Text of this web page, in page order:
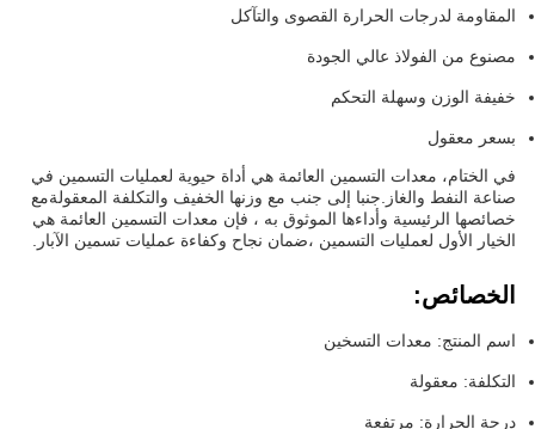
المقاومة لدرجات الحرارة القصوى والتآكل
مصنوع من الفولاذ عالي الجودة
خفيفة الوزن وسهلة التحكم
بسعر معقول
في الختام، معدات التسمين العائمة هي أداة حيوية لعمليات التسمين في
صناعة النفط والغاز.جنبا إلى جنب مع وزنها الخفيف والتكلفة المعقولةمع
خصائصها الرئيسية وأداءها الموثوق به ، فإن معدات التسمين العائمة هي
الخيار الأول لعمليات التسمين ،ضمان نجاح وكفاءة عمليات تسمين الآبار.
الخصائص:
اسم المنتج: معدات التسخين
التكلفة: معقولة
درجة الحرارة: مرتفعة